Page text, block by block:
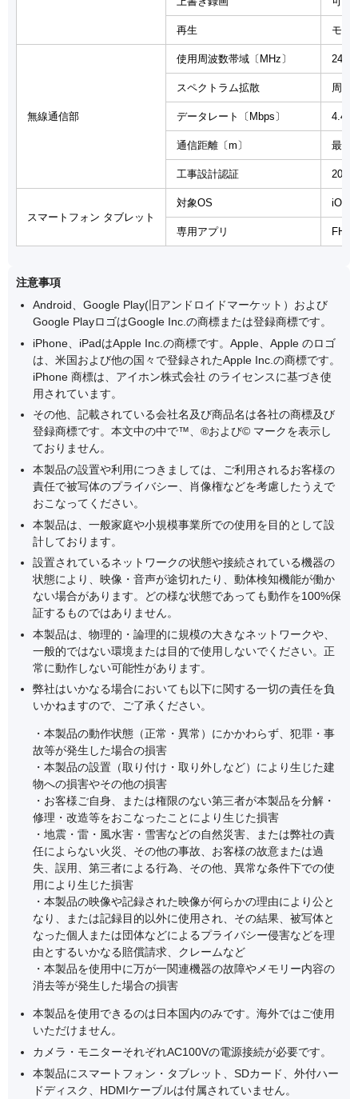
再生 モニ
無線通信部
使用周波数帯域〔MHz〕 2403
スペクトラム拡散 周波
データレート〔Mbps〕 4.4
通信距離〔m〕 最大
工事設計認証 204
スマートフォン タブレット
対象OS
専用アプリ
注意事項
Android、Google Play(旧アンドロイドマーケット）および
Google PlayロゴはGoogle Inc.の商標または登録商標です。
iPhone、iPadはApple Inc.の商標です。Apple、Apple のロゴ
は、米国および他の国々で登録されたApple Inc.の商標です。
iPhone 商標は、アイホン株式会社 のライセンスに基づき使
用されています。
その他、記載されている会社名及び商品名は各社の商標及び
登録商標です。本文中の中で™、®および© マークを表示し
ておりません。
本製品の設置や利用につきましては、ご利用されるお客様の
責任で被写体のプライバシー、肖像権などを考慮したうえで
おこなってください。
本製品は、一般家庭や小規模事業所での使用を目的として設
計しております。
設置されているネットワークの状態や接続されている機器の
状態により、映像・音声が途切れたり、動体検知機能が働か
ない場合があります。どの様な状態であっても動作を100%保
証するものではありません。
本製品は、物理的・論理的に規模の大きなネットワークや、
一般的ではない環境または目的で使用しないでください。正
常に動作しない可能性があります。
弊社はいかなる場合においても以下に関する一切の責任を負
いかねますので、ご了承ください。
・本製品の動作状態（正常・異常）にかかわらず、犯罪・事
故等が発生した場合の損害
・本製品の設置（取り付け・取り外しなど）により生じた建
物への損害やその他の損害
・お客様ご自身、または権限のない第三者が本製品を分解・
修理・改造等をおこなったことにより生じた損害
・地震・雷・風水害・雪害などの自然災害、または弊社の責
任によらない火災、その他の事故、お客様の故意または過
失、誤用、第三者による行為、その他、異常な条件下での使
用により生じた損害
・本製品の映像や記録された映像が何らかの理由により公と
なり、または記録目的以外に使用され、その結果、被写体と
なった個人または団体などによるプライバシー侵害などを理
由とするいかなる賠償請求、クレームなど
・本製品を使用中に万が一関連機器の故障やメモリー内容の
消去等が発生した場合の損害
本製品を使用できるのは日本国内のみです。海外ではご使用
いただけません。
カメラ・モニターそれぞれAC100Vの電源接続が必要です。
本製品にスマートフォン・タブレット、SDカード、外付ハー
ドディスク、HDMIケーブルは付属されていません。